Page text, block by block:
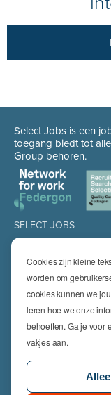
Cookies zijn kleine
worden om
cookies kunnen we
leren hoe we onze
behoeften. Ga je voor
vakjes aan.
Select Jobs is een
toegang biedt tot
Group behoren.
SELECT JOBS
Jobs
Job alert
SPECIALISATIES
Technics
High Technics &
Logistics
Finance & Insurance
Office
HR & Legal